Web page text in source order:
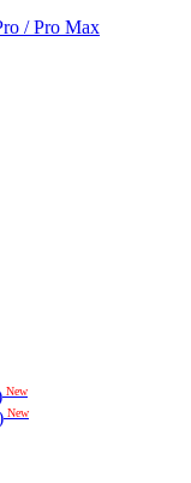
/ Pro Max
New
New